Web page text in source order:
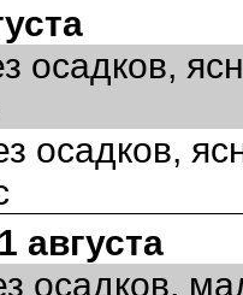
осадков,
осадков,
августа
осадков,